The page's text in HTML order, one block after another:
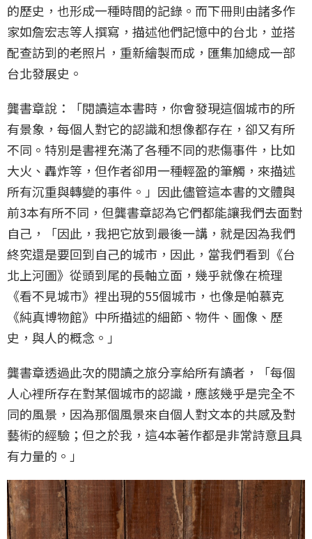
的歷史，也形成一種時間的記錄。而下冊則由諸多作
家如詹宏志等人撰寫，描述他們記憶中的台北，並搭
配查訪到的老照片，重新繪製而成，匯集加總成一部
台北發展史。
龔書章說：「閱讀這本書時，你會發現這個城市的所
有景象，每個人對它的認識和想像都存在，卻又有所
不同。特別是書裡充滿了各種不同的悲傷事件，比如
大火、轟炸等，但作者卻用一種輕盈的筆觸，來描述
所有沉重與轉變的事件。」因此儘管這本書的文體與
前3本有所不同，但龔書章認為它們都能讓我們去面對
自己，「因此，我把它放到最後一講，就是因為我們
終究還是要回到自己的城市，因此，當我們看到《台
北上河圖》從頭到尾的長軸立面，幾乎就像在梳理
《看不見城市》裡出現的55個城市，也像是帕慕克
《純真博物館》中所描述的細節、物件、圖像、歷
史，與人的概念。」
龔書章透過此次的閱讀之旅分享給所有讀者，「每個
人心裡所存在對某個城市的認識，應該幾乎是完全不
同的風景，因為那個風景來自個人對文本的共感及對
藝術的經驗；但之於我，這4本著作都是非常詩意且具
有力量的。」